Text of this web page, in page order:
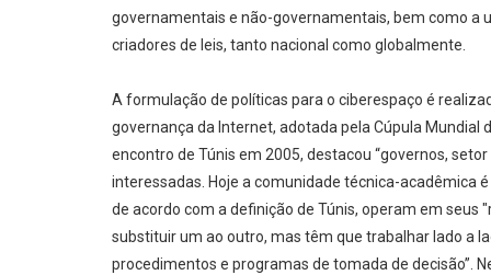
governamentais e não-governamentais, bem como a
criadores de leis, tanto nacional como globalmente.
A formulação de políticas para o ciberespaço é
governança da Internet, adotada pela Cúpula Mundial
encontro de Túnis em 2005, destacou “governos,
interessadas. Hoje a comunidade técnica-acadêmica
de acordo com a definição de Túnis, operam em
substituir um ao outro, mas têm que trabalhar lado a
procedimentos e programas de tomada de decisão”.